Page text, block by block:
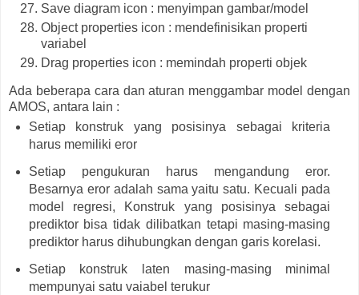
Save diagram icon : menyimpan gambar/model
Object properties icon : mendefinisikan properti
variabel
Drag properties icon : memindah properti objek
Ada beberapa cara dan aturan menggambar model dengan
AMOS, antara lain :
Setiap konstruk yang posisinya sebagai kriteria
harus memiliki eror
Setiap pengukuran harus mengandung eror.
Besarnya eror adalah sama yaitu satu. Kecuali pada
model regresi, Konstruk yang posisinya sebagai
prediktor bisa tidak dilibatkan tetapi masing-masing
prediktor harus dihubungkan dengan garis korelasi.
Setiap konstruk laten masing-masing minimal
mempunyai satu vaiabel terukur